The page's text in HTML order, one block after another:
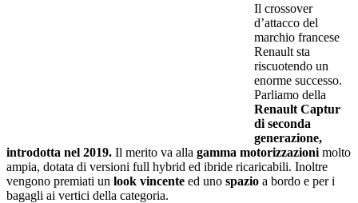
Il crossover
d’attacco del
marchio francese
Renault sta
riscuotendo un
enorme successo.
Parliamo della
Renault Captur
di seconda
generazione,
introdotta nel 2019. Il merito va alla gamma motorizzazioni molto
ampia, dotata di versioni full hybrid ed ibride ricaricabili. Inoltre
vengono premiati un look vincente ed uno spazio a bordo e per i
bagagli ai vertici della categoria.